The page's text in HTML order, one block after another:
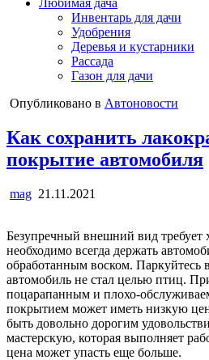
Любимая дача
Инвентарь для дачи
Удобрения
Деревья и кустарники
Рассада
Газон для дачи
Опубликовано в Автоновости
Как сохранить
покрытие автомобиля
mag 21.11.2021
Безупречный внешний вид требует
необходимо всегда держать
обработанным воском. Паркуйтесь
автомобиль не стал целью птиц.
поцарапанным и плохо-
покрытием может иметь низкую
быть довольно дорогим
мастерскую, которая выполняет
цена может упасть еще больше.